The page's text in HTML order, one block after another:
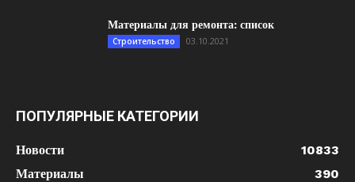
Материалы для ремонта: список
Строительство 03.10.2021
ПОПУЛЯРНЫЕ КАТЕГОРИИ
Новости
10833
Материалы
390